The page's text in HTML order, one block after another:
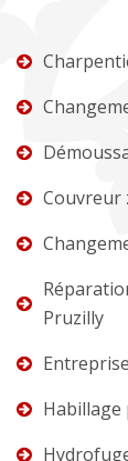
Couvreur
Pruzilly
Habillage